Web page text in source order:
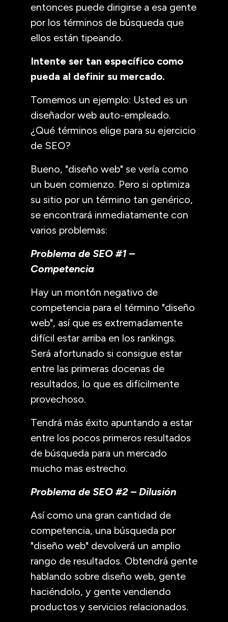
entonces puede dirigirse a esa gente
por los términos de búsqueda que
ellos están tipeando.
Intente ser tan específico como
pueda al definir su mercado.
Tomemos un ejemplo: Usted es un
diseñador web auto-empleado.
¿Qué términos elige para su ejercicio
de SEO?
Bueno, "diseño web" se vería como
un buen comienzo. Pero si optimiza
su sitio por un término tan genérico,
se encontrará inmediatamente con
varios problemas:
Problema de SEO #1 –
Competencia
Hay un montón negativo de
competencia para el término "diseño
web", así que es extremadamente
difícil estar arriba en los rankings.
Será afortunado si consigue estar
entre las primeras docenas de
resultados, lo que es difícilmente
provechoso.
Tendrá más éxito apuntando a estar
entre los pocos primeros resultados
de búsqueda para un mercado
mucho mas estrecho.
Problema de SEO #2 – Dilusión
Así como una gran cantidad de
competencia, una búsqueda por
"diseño web" devolverá un amplio
rango de resultados. Obtendrá gente
hablando sobre diseño web, gente
haciéndolo, y gente vendiendo
productos y servicios relacionados.